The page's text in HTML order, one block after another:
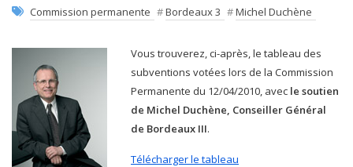
Commission permanente #Bordeaux 3 #Michel Duchène
Vous trouverez, ci-après, le tableau des
subventions votées lors de la Commission
Permanente du 12/04/2010, avec le soutien
de Michel Duchène, Conseiller Général
de Bordeaux III.
Télécharger le tableau